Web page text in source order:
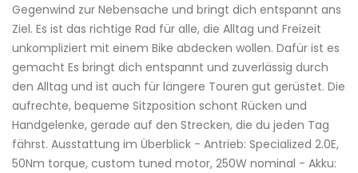
Gegenwind zur Nebensache und bringt dich entspannt ans
Ziel. Es ist das richtige Rad für alle, die Alltag und Freizeit
unkompliziert mit einem Bike abdecken wollen. Dafür ist es
gemacht Es bringt dich entspannt und zuverlässig durch
den Alltag und ist auch für längere Touren gut gerüstet. Die
aufrechte, bequeme Sitzposition schont Rücken und
Handgelenke, gerade auf den Strecken, die du jeden Tag
fährst. Ausstattung im Überblick - Antrieb: Specialized 2.0E,
50Nm torque, custom tuned motor, 250W nominal - Akku: